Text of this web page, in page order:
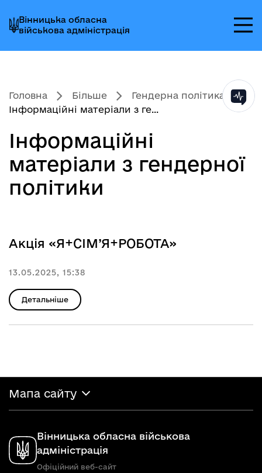
до
головного
меню
до
головного
вмісту
до
головного
колонтитула
Вінницька обласна
військова адміністрація
Головна Більше
Гендерна політика
Інформаційні матеріали з ге...
Інформаційні
матеріали з гендерної
політики
Акція «Я+СІМ’Я+РОБОТА»
13.05.2025, 15:38
Детальніше
Мапа сайту
Вінницька обласна військова
адміністрація
Офіційний веб-сайт